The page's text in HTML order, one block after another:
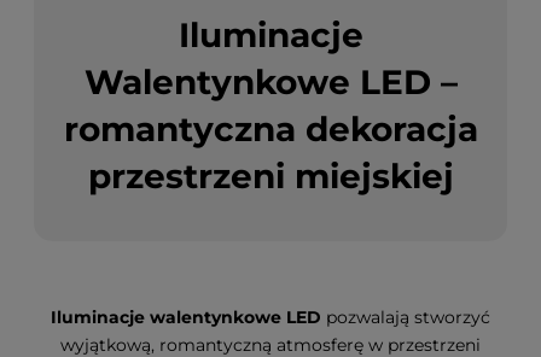
Iluminacje
Walentynkowe LED –
romantyczna dekoracja
przestrzeni miejskiej
Iluminacje walentynkowe LED pozwalają stworzyć
wyjątkową, romantyczną atmosferę w przestrzeni